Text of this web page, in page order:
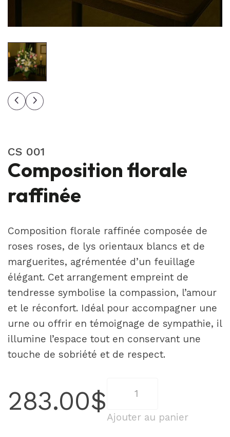
CS 001
Composition florale
raffinée
Composition florale raffinée composée de
roses roses, de lys orientaux blancs et de
marguerites, agrémentée d’un feuillage
élégant. Cet arrangement empreint de
tendresse symbolise la compassion, l’amour
et le réconfort. Idéal pour accompagner une
urne ou offrir en témoignage de sympathie, il
illumine l’espace tout en conservant une
touche de sobriété et de respect.
283.00$ Composition
Ajouter au panier